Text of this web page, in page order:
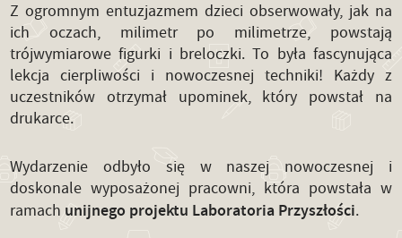
Z ogromnym entuzjazmem dzieci obserwowały, jak na
ich oczach, milimetr po milimetrze, powstają
trójwymiarowe figurki i breloczki. To była fascynująca
lekcja cierpliwości i nowoczesnej techniki! Każdy z
uczestników otrzymał upominek, który powstał na
drukarce.
Wydarzenie odbyło się w naszej nowoczesnej i
doskonale wyposażonej pracowni, która powstała w
ramach unijnego projektu Laboratoria Przyszłości.